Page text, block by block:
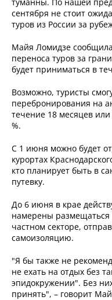
сентября не стоит
туров из России за
Майя Ломидзе
переноса туров за
будет приниматься в
Возможно, туристы
перебронирования на
течение 18 месяцев
%.
С 1 июня можно будет
курортах
кто планирует быть в
путевку.
До 6 июня в крае
намерены размещаться
частном секторе,
самоизоляцию.
"Я бы также не
не ехать на отдых без
эпидокружении". Без
принять", – говорит